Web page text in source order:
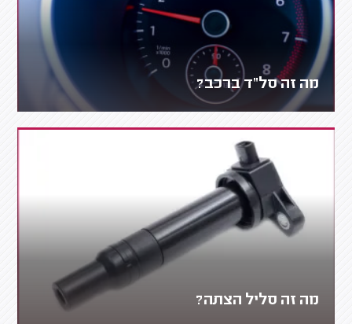
מה זה סל"ד ברכב?
מה זה סליל הצתה?